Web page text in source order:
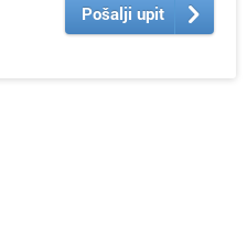
Pošalji upit